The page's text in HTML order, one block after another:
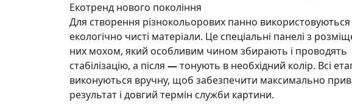
Екотренд нового покоління
Для створення різнокольорових панно використовуються
екологічно чисті матеріали. Це спеціальні панелі з
них мохом, який особливим чином збирають і проводять
стабілізацію, а після —тонують в необхідний колір. Всі
виконуються вручну, щоб забезпечити максимально
результат і довгий термін служби картини.